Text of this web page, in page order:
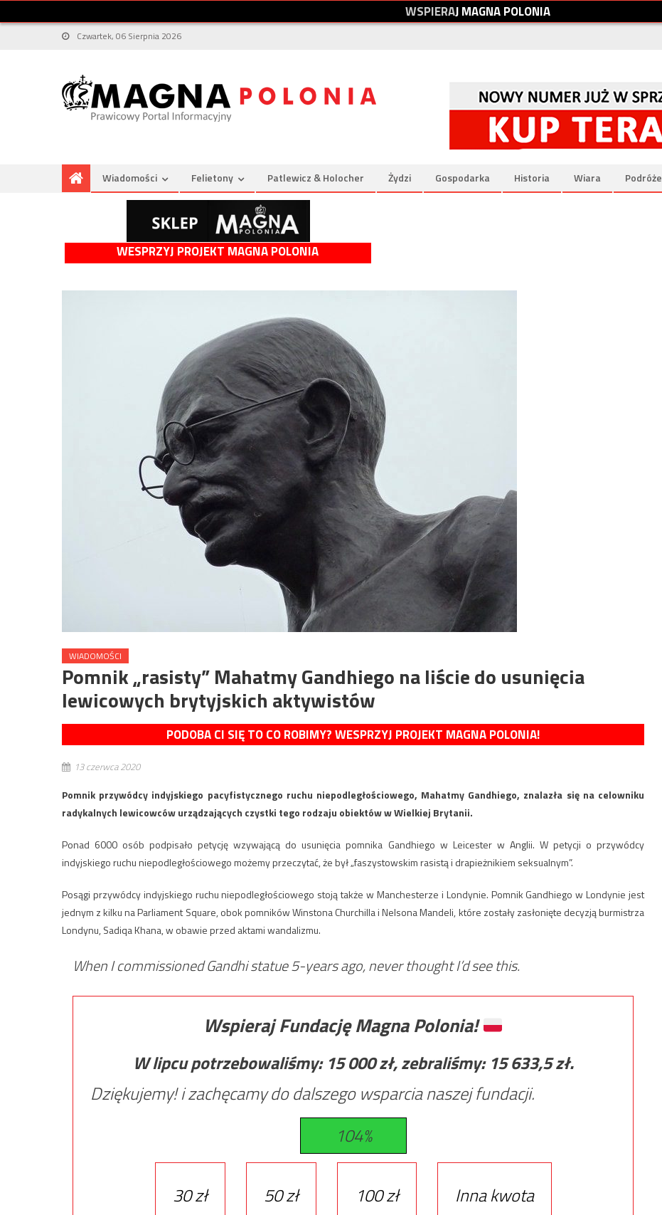
WSPIERAJMAGNAPOLONIA
Czwartek, 06 Sierpnia 2026
Wiadomości Felietony Patlewicz & Holocher Żydzi Gospodarka Historia Wiara Podróże
WESPRZYJ PROJEKT MAGNA POLONIA
WIADOMOŚCI
Pomnik „rasisty” Mahatmy Gandhiego na liście do usunięcia
lewicowych brytyjskich aktywistów
PODOBA CI SIĘ TO CO ROBIMY? WESPRZYJ PROJEKT MAGNA POLONIA!
13 czerwca 2020
Pomnik przywódcy indyjskiego pacyfistycznego ruchu niepodległościowego, Mahatmy Gandhiego, znalazła się na celowniku
radykalnych lewicowców urządzających czystki tego rodzaju obiektów w Wielkiej Brytanii.
Ponad 6000 osób podpisało petycję wzywającą do usunięcia pomnika Gandhiego w Leicester w Anglii. W petycji o przywódcy
indyjskiego ruchu niepodległościowego możemy przeczytać, że był „faszystowskim rasistą i drapieżnikiem seksualnym”.
Posągi przywódcy indyjskiego ruchu niepodległościowego stoją także w Manchesterze i Londynie. Pomnik Gandhiego w Londynie jest
jednym z kilku na Parliament Square, obok pomników Winstona Churchilla i Nelsona Mandeli, które zostały zasłonięte decyzją burmistrza
Londynu, Sadiqa Khana, w obawie przed aktami wandalizmu.
When I commissioned Gandhi statue 5-years ago, never thought I’d see this.
Wspieraj Fundację Magna Polonia!
W lipcu potrzebowaliśmy: 15 000zł, zebraliśmy: 15 633,5zł.
Dziękujemy! i zachęcamy do dalszego wsparcia naszej fundacji.
104%
30 zł 50 zł 100 zł
Inna kwota